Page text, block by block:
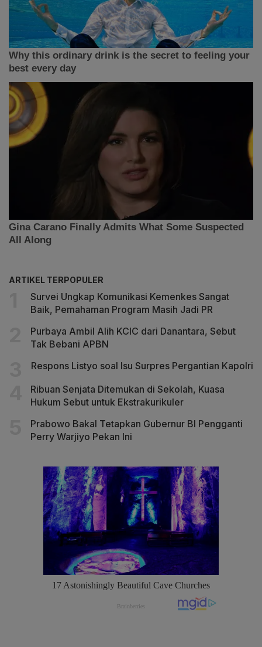
ARTIKEL TERPOPULER
Survei Ungkap Komunikasi Kemenkes Sangat
Baik, Pemahaman Program Masih Jadi PR
Purbaya Ambil Alih KCIC dari Danantara, Sebut
Tak Bebani APBN
Respons Listyo soal Isu Surpres Pergantian Kapolri
Ribuan Senjata Ditemukan di Sekolah, Kuasa
Hukum Sebut untuk Ekstrakurikuler
Prabowo Bakal Tetapkan Gubernur BI Pengganti
Perry Warjiyo Pekan Ini